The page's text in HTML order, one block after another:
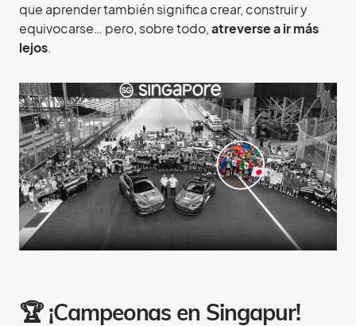
que aprender también significa crear, construir y
equivocarse… pero, sobre todo,atreverse a ir más
lejos.
🏆 ¡Campeonas en Singapur!